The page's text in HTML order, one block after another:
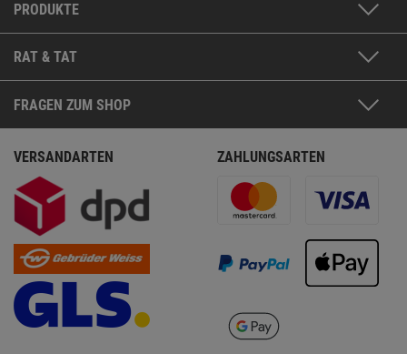
PRODUKTE
RAT & TAT
FRAGEN ZUM SHOP
VERSANDARTEN ZAHLUNGSARTEN